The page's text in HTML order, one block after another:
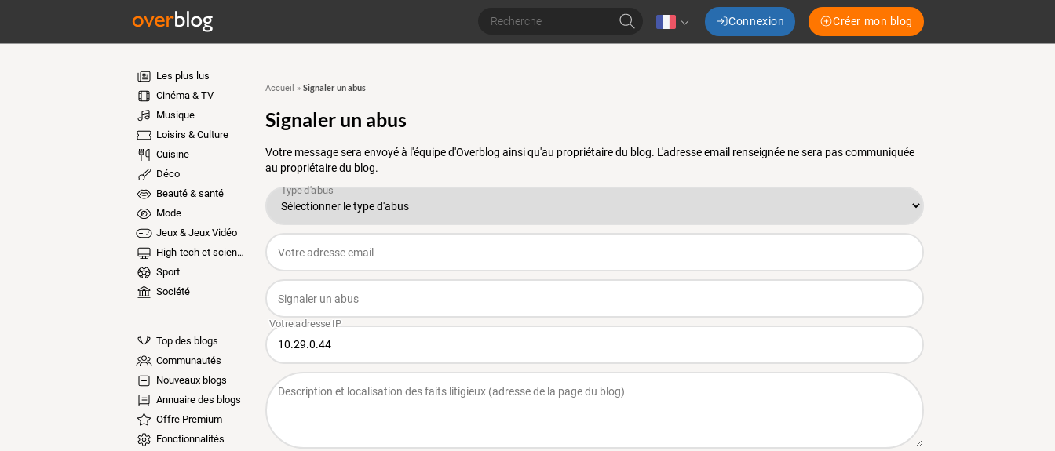
Connexion Créer mon blog
Les plus lus
Cinéma & TV
Musique
Loisirs & Culture
Cuisine
Déco
Beauté & santé
Mode
Jeux & Jeux Vidéo
High-tech et sciences
Sport
Société
Top des blogs
Communautés
Nouveaux blogs
Annuaire des blogs
Offre Premium
Fonctionnalités
Accueil » Signaler un abus
Signaler un abus
Votre message sera envoyé à l'équipe d'Overblog ainsi qu'au propriétaire du blog. L'adresse email renseignée ne sera pas communiquée
au propriétaire du blog.